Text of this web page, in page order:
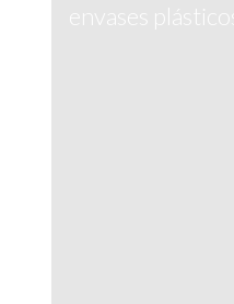
envases plásticos.